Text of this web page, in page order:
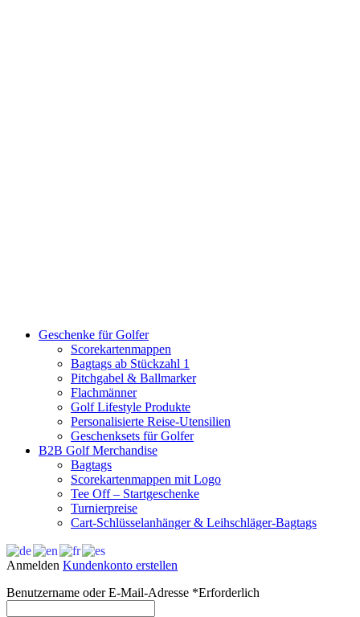
Geschenke für Golfer
Scorekartenmappen
Bagtags ab Stückzahl 1
Pitchgabel & Ballmarker
Flachmänner
Golf Lifestyle Produkte
Personalisierte Reise-Utensilien
Geschenksets für Golfer
B2B Golf Merchandise
Bagtags
Scorekartenmappen mit Logo
Tee Off – Startgeschenke
Turnierpreise
Cart-Schlüsselanhänger & Leihschläger-Bagtags
Anmelden Kundenkonto erstellen
Benutzername oder E-Mail-Adresse *Erforderlich